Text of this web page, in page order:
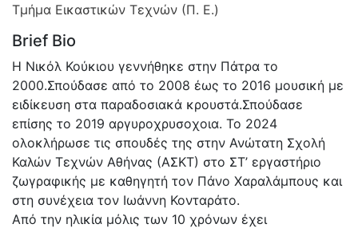
Τμήμα Εικαστικών Τεχνών (Π. Ε.)
Brief Bio
Η Νικόλ Κούκιου γεννήθηκε στην Πάτρα το
2000.Σπούδασε από το 2008 έως το 2016 μουσική με
ειδίκευση στα παραδοσιακά κρουστά.Σπούδασε
επίσης το 2019 αργυροχρυσοχοια. Το 2024
ολοκλήρωσε τις σπουδές της στην Ανώτατη Σχολή
Καλών Τεχνών Αθήνας (ΑΣΚΤ) στο ΣΤ’ εργαστήριο
ζωγραφικής με καθηγητή τον Πάνο Χαραλάμπους και
στη συνέχεια τον Ιωάννη Κονταράτο.
Από την ηλικία μόλις των 10 χρόνων έχει